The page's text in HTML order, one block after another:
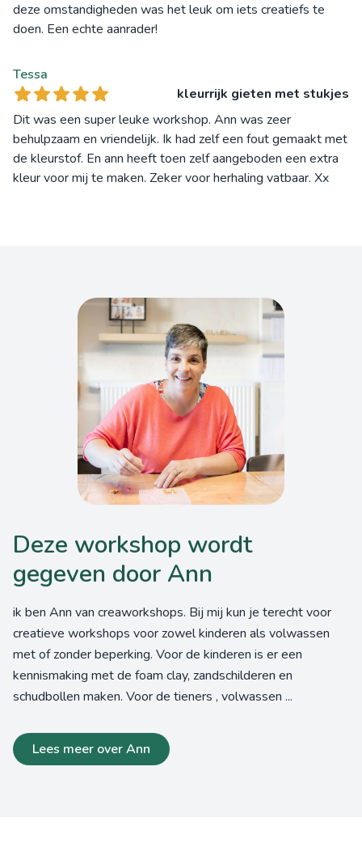
deze omstandigheden was het leuk om iets creatiefs te
doen. Een echte aanrader!
Tessa
kleurrijk gieten met stukjes
Dit was een super leuke workshop. Ann was zeer
behulpzaam en vriendelijk. Ik had zelf een fout gemaakt met
de kleurstof. En ann heeft toen zelf aangeboden een extra
kleur voor mij te maken. Zeker voor herhaling vatbaar. Xx
Deze workshop wordt
gegeven door Ann
ik ben Ann van creaworkshops. Bij mij kun je terecht voor
creatieve workshops voor zowel kinderen als volwassen
met of zonder beperking. Voor de kinderen is er een
kennismaking met de foam clay, zandschilderen en
schudbollen maken. Voor de tieners , volwassen ...
Lees meer over Ann